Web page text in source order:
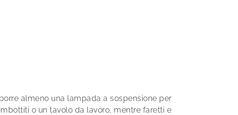
almeno una lampada a sospensione per
o un tavolo da lavoro, mentre faretti e